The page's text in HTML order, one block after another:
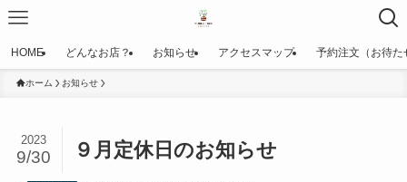
HOME どんなお店？ お知らせ アクセスマップ 予約注文（お待た
ホーム お知らせ
９月定休日のお知らせ
2023
9/30